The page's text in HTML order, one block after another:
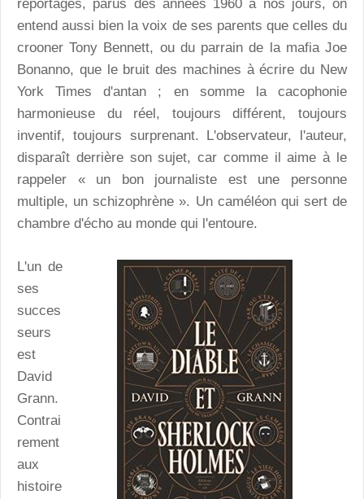
reportages, parus des années 1960 à nos jours, on
entend aussi bien la voix de ses parents que celles du
crooner Tony Bennett, ou du parrain de la mafia Joe
Bonanno, que le bruit des machines à écrire du New
York Times d'antan ; en somme la cacophonie
harmonieuse du réel, toujours différent, toujours
inventif, toujours surprenant. L'observateur, l'auteur,
disparaît derrière son sujet, car comme il aime à le
rappeler « un bon journaliste est une personne
multiple, un schizophrène ». Un caméléon qui sert de
chambre d'écho au monde qui l'entoure.
L'un de
ses
succes
seurs
est
David
Grann.
Contrai
rement
aux
histoire